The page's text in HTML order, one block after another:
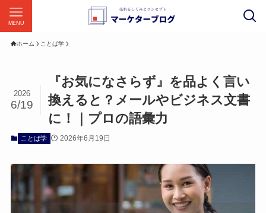
MENU
ホーム ことば学
『お気になさらず』を品よく言い
換えると？メールやビジネス文書
に！｜プロの語彙力
2026
6/19
ことば学 2026年6月19日